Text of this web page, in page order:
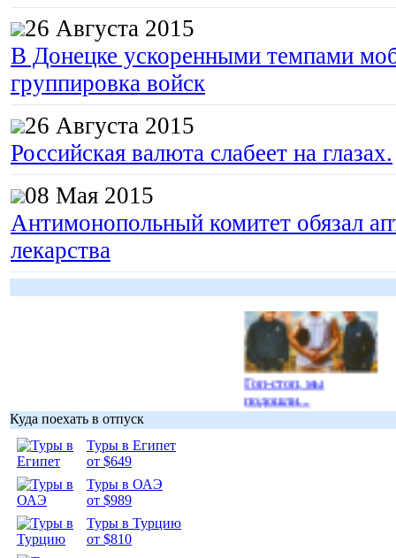
26 Августа 2015
В Донецке ускоренными темпами
группировка войск
26 Августа 2015
Российская валюта слабеет на глазах.
08 Мая 2015
Антимонопольный комитет обязал
лекарства
Гоп-стоп, мы
подошли...
Куда поехать в отпуск
Туры в Египет
от $649
Туры в ОАЭ
от $989
Туры в Турцию
от $810